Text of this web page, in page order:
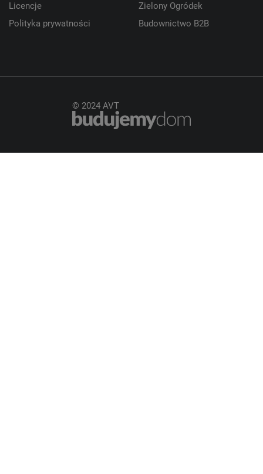
Licencje
Polityka prywatności
Zielony Ogródek
Budownictwo B2B
© 2024 AVT